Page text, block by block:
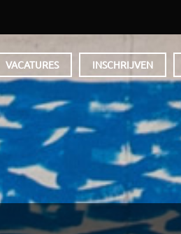
VACATURES INSCHRIJVEN